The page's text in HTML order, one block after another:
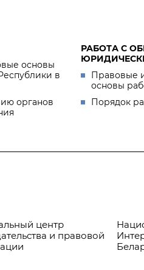
основы
в
органов
РАБОТА С
Правовые
основы
Порядок
центр
и правовой